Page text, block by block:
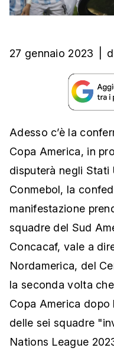
27 gennaio 2023
Adesso c’è la
Copa America, in
disputerà negli Stati
Conmebol, la
manifestazione
squadre del Sud
Concacaf, vale a
Nordamerica, del
la seconda volta
Copa America dopo
delle sei squadre
Nations League